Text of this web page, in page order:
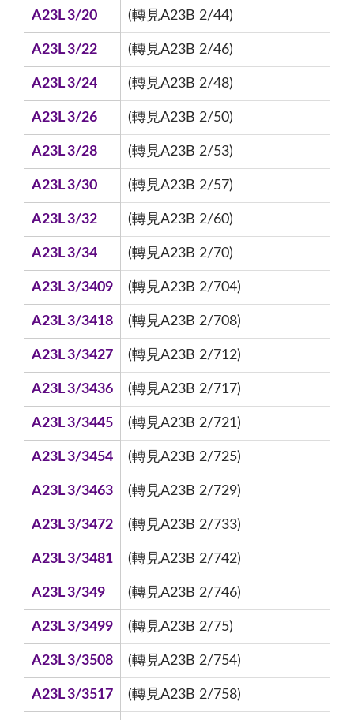
A23L 3/20 (轉見A23B 2/44)
A23L 3/22 (轉見A23B 2/46)
A23L 3/24 (轉見A23B 2/48)
A23L 3/26 (轉見A23B 2/50)
A23L 3/28 (轉見A23B 2/53)
A23L 3/30 (轉見A23B 2/57)
A23L 3/32 (轉見A23B 2/60)
A23L 3/34 (轉見A23B 2/70)
A23L 3/3409 (轉見A23B 2/704)
A23L 3/3418 (轉見A23B 2/708)
A23L 3/3427 (轉見A23B 2/712)
A23L 3/3436 (轉見A23B 2/717)
A23L 3/3445 (轉見A23B 2/721)
A23L 3/3454 (轉見A23B 2/725)
A23L 3/3463 (轉見A23B 2/729)
A23L 3/3472 (轉見A23B 2/733)
A23L 3/3481 (轉見A23B 2/742)
A23L 3/349 (轉見A23B 2/746)
A23L 3/3499 (轉見A23B 2/75)
A23L 3/3508 (轉見A23B 2/754)
A23L 3/3517 (轉見A23B 2/758)